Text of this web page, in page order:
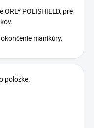
POLISHIELD, pre
manikúry.
položke.